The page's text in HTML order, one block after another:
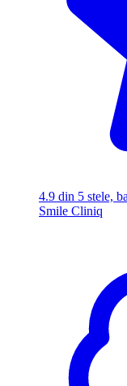
4.9 din 5 stele,
Smile Cliniq